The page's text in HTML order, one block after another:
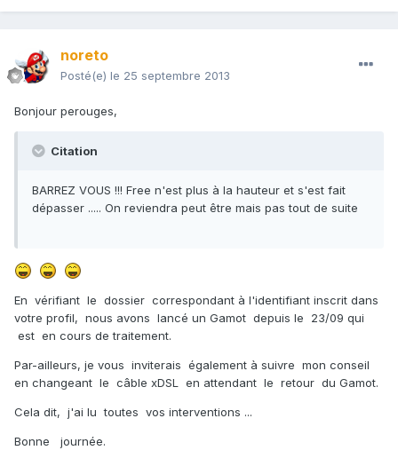
noreto
Posté(e) le 25 septembre 2013
Bonjour perouges,
Citation
BARREZ VOUS !!! Free n'est plus à la hauteur et s'est fait
dépasser ..... On reviendra peut être mais pas tout de suite
En vérifiant le dossier correspondant à l'identifiant inscrit dans
votre profil, nous avons lancé un Gamot depuis le 23/09 qui
est en cours de traitement.
Par-ailleurs, je vous inviterais également à suivre mon conseil
en changeant le câble xDSL en attendant le retour du Gamot.
Cela dit, j'ai lu toutes vos interventions ...
Bonne journée.